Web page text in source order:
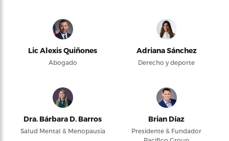
Lic Alexis Quiñones
Abogado
Adriana Sánchez
Derecho y deporte
Dra. Bárbara D. Barros
Salud Mental & Menopausia
Brian Díaz
Presidente & Fundador